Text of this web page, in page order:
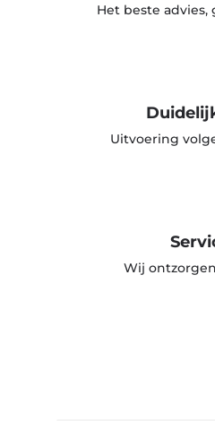
Het beste advies,
Uitvoering
Wij